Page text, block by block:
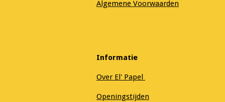
Algemene Voorwaarden
Informatie
Over El' Papel
Openingstijden